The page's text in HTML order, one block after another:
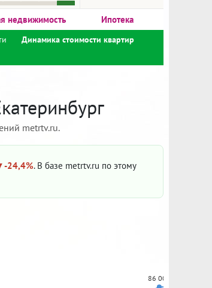
недвижимость Ипотека
Динамика стоимости квартир
metrtv.ru.
-24,4%. В базе metrtv.ru по этому
86 001